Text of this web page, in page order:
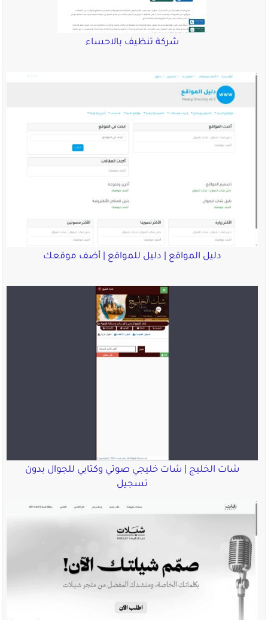
شركة تنظيف بالاحساء
دليل المواقع | دليل للمواقع | أضف موقعك
شات الخليج | شات خليجي صوتي وكتابي للجوال بدون
تسجيل